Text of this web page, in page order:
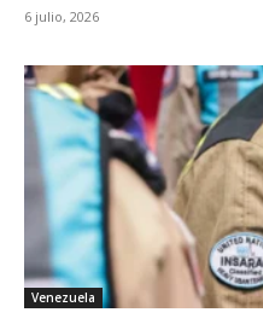
6 julio, 2026
Venezuela